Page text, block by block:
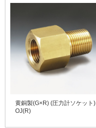
黄銅製(G×R) (圧力計ソケット)
OJ(R)